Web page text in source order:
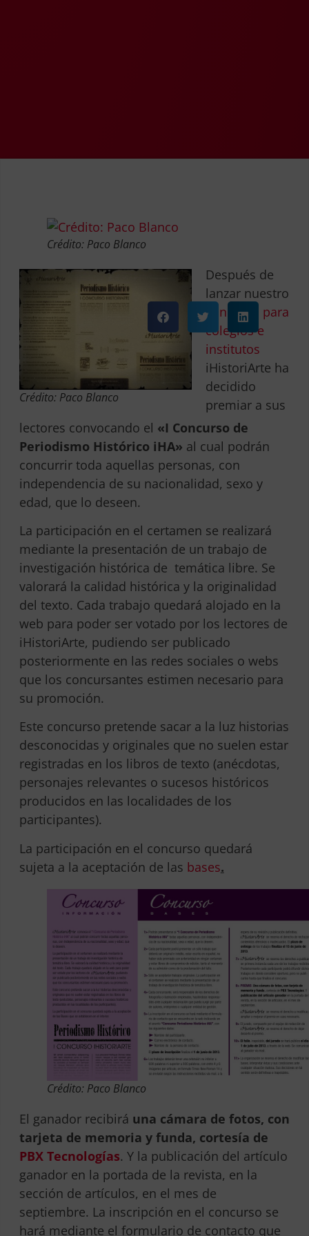
Crédito: Paco Blanco
Crédito: Paco Blanco
Después de
lanzar nuestro
concurso para
colegios e
institutos
iHistoriArte ha
decidido
premiar a sus
lectores convocando el «I Concurso de
Periodismo Histórico iHA» al cual podrán
concurrir toda aquellas personas, con
independencia de su nacionalidad, sexo y
edad, que lo deseen.
La participación en el certamen se realizará
mediante la presentación de un trabajo de
investigación histórica de temática libre. Se
valorará la calidad histórica y la originalidad
del texto. Cada trabajo quedará alojado en la
web para poder ser votado por los lectores de
iHistoriArte, pudiendo ser publicado
posteriormente en las redes sociales o webs
que los concursantes estimen necesario para
su promoción.
Este concurso pretende sacar a la luz historias
desconocidas y originales que no suelen estar
registradas en los libros de texto (anécdotas,
personajes relevantes o sucesos históricos
producidos en las localidades de los
participantes).
La participación en el concurso quedará
sujeta a la aceptación de las bases.
Crédito: Paco Blanco
El ganador recibirá una cámara de fotos, con
tarjeta de memoria y funda, cortesía de
PBX Tecnologías. Y la publicación del artículo
ganador en la portada de la revista, en la
sección de artículos, en el mes de
septiembre. La inscripción en el concurso se
hará mediante el formulario de contacto que